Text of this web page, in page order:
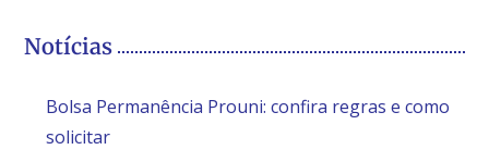
Notícias
Bolsa Permanência Prouni: confira regras e como
solicitar